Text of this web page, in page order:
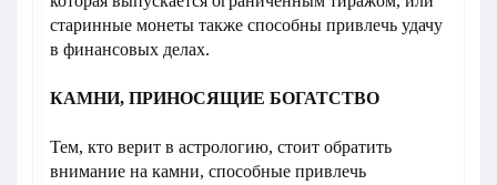
старинные монеты также способны привлечь удачу
в финансовых делах.
КАМНИ, ПРИНОСЯЩИЕ БОГАТСТВО
Тем, кто верит в астрологию, стоит обратить
внимание на камни, способные привлечь